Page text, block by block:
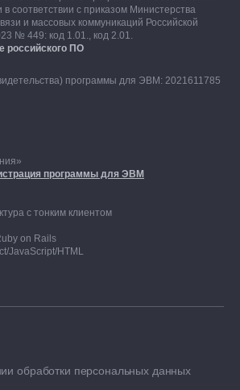
соответствии с приказом Министерства
и массовых коммуникаций Российской
№ 449: код 1.01., код 2.01.
российского ПО
программы для ЭВМ: 2021611785
программы для ЭВМ
с тонким клиентом
on Rails
JavaScript/HTML
обработки персональных данных